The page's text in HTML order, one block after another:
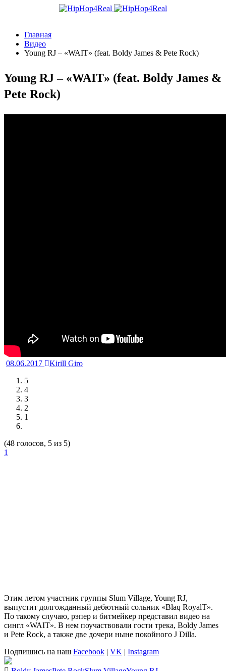
Главная
Видео
Young RJ – «WAIT» (feat. Boldy James & Pete Rock)
Young RJ – «WAIT» (feat. Boldy James &
Pete Rock)
08.06.2017
Kirill Giro
5
4
3
2
1
(48 голосов, 5 из 5)
1
Этим летом участник группы Slum Village, Young RJ,
выпустит долгожданный дебютный сольник «Blaq RoyalT».
По такому случаю, рэпер и битмейкер представил видео на
сингл «WAIT». В нем поучаствовали гости трека, Boldy James
и Pete Rock, а также две дочери ныне покойного J Dilla.
Подпишись на наш Facebook | VK | Instagram